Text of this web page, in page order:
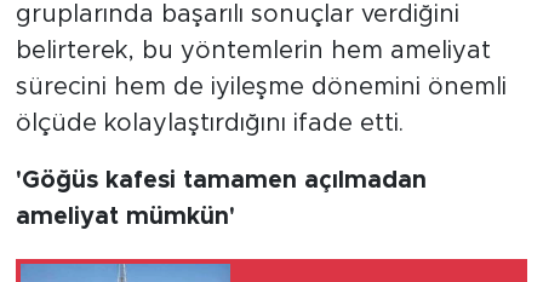
gruplarında başarılı sonuçlar verdiğini
belirterek, bu yöntemlerin hem ameliyat
sürecini hem de iyileşme dönemini önemli
ölçüde kolaylaştırdığını ifade etti.
'Göğüs kafesi tamamen açılmadan
ameliyat mümkün'